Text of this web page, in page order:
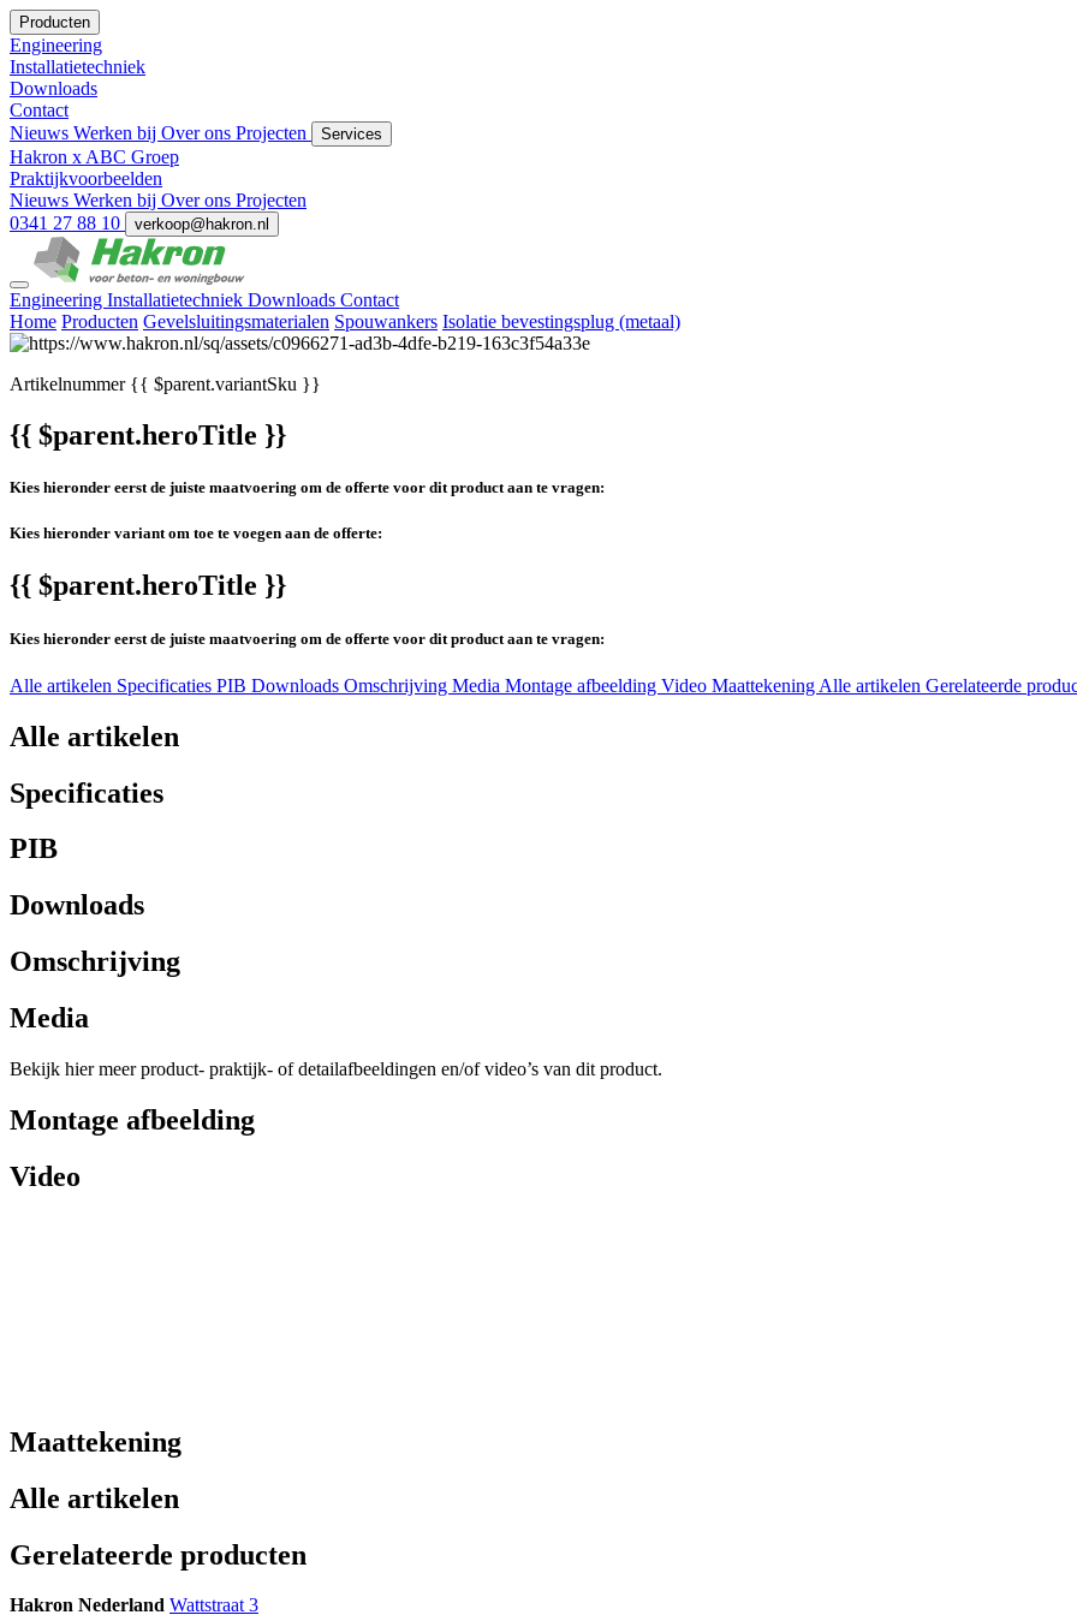
Producten
Engineering
Installatietechniek
Downloads
Contact
Nieuws Werken bij Over ons Projecten Services
Hakron x ABC Groep
Praktijkvoorbeelden
Nieuws Werken bij Over ons Projecten
0341 27 88 10
verkoop@hakron.nl
Engineering Installatietechniek Downloads Contact
Home Producten Gevelsluitingsmaterialen Spouwankers Isolatie bevestingsplug (metaal)
Artikelnummer{{ $parent.variantSku }}
{{ $parent.heroTitle }}
Kies hieronder eerst de juiste maatvoering om de offerte voor dit product aan te vragen:
Kies hieronder variant om toe te voegen aan de offerte:
{{ $parent.heroTitle }}
Kies hieronder eerst de juiste maatvoering om de offerte voor dit product aan te vragen:
Alle artikelen Specificaties PIB Downloads Omschrijving Media Montage afbeelding Video Maattekening Alle artikelen Gerelateerde
Alle artikelen
Specificaties
PIB
Downloads
Omschrijving
Media
Bekijk hier meer product- praktijk- of detailafbeeldingen en/of video’s van dit product.
Montage afbeelding
Video
Maattekening
Alle artikelen
Gerelateerde producten
Hakron Nederland Wattstraat 3